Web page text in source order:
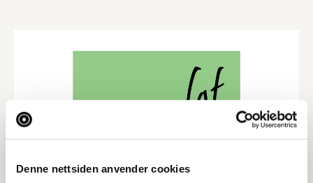
Denne nettsiden anvender cookies